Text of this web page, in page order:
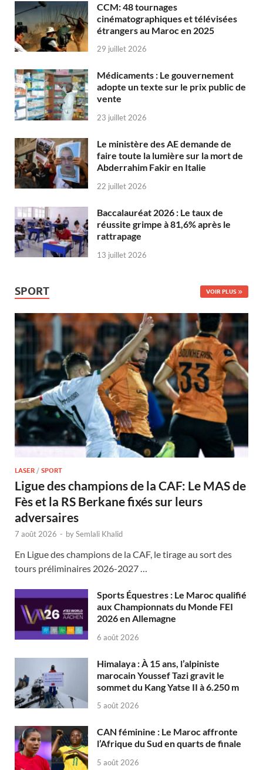
CCM: 48 tournages
cinématographiques et télévisées
étrangers au Maroc en 2025
29 juillet 2026
Médicaments : Le gouvernement
adopte un texte sur le prix public de
vente
23 juillet 2026
Le ministère des AE demande de
faire toute la lumière sur la mort de
Abderrahim Fakir en Italie
22 juillet 2026
Baccalauréat 2026 : Le taux de
réussite grimpe à 81,6% après le
rattrapage
13 juillet 2026
SPORT VOIR PLUS
LASER / SPORT
Ligue des champions de la CAF: Le MAS de
Fès et la RS Berkane fixés sur leurs
adversaires
7 août 2026 - bySemlali Khalid
En Ligue des champions de la CAF, le tirage au sort des
tours préliminaires 2026-2027 …
Sports Équestres : Le Maroc qualifié
aux Championnats du Monde FEI
2026 en Allemagne
6 août 2026
Himalaya : À 15 ans, l’alpiniste
marocain Youssef Tazi gravit le
sommet du Kang Yatse II à 6.250 m
5 août 2026
CAN féminine : Le Maroc affronte
l’Afrique du Sud en quarts de finale
5 août 2026